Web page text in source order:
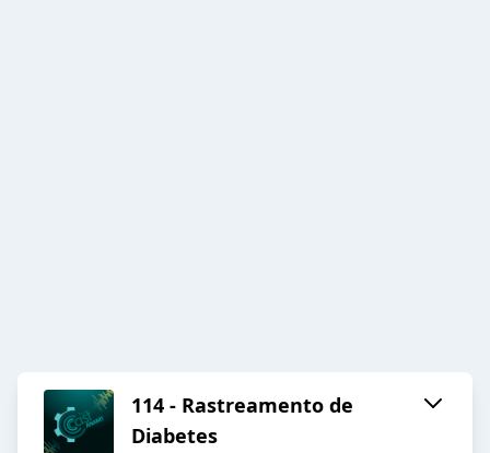
114 - Rastreamento de
Diabetes